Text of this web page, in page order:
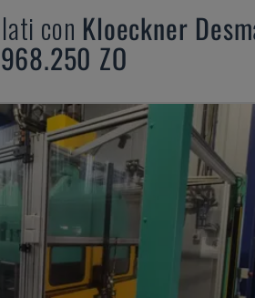
con Kloeckner
968.250 ZO